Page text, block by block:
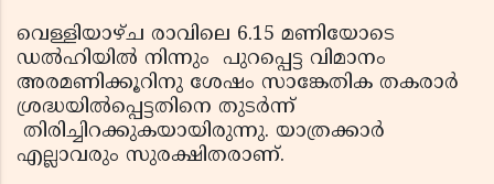
വെള്ളിയാഴ്ച രാവിലെ 6.15 മണിയോടെ
ഡല്‍ഹിയില്‍ നിന്നും പുറപ്പെട്ട വിമാനം
അരമണിക്കൂറിനു ശേഷം സാങ്കേതിക തകരാര്‍
ശ്രദ്ധയില്‍പ്പെട്ടതിനെ തുടര്‍ന്ന്
തിരിച്ചിറക്കുകയായിരുന്നു. യാത്രക്കാര്‍
എല്ലാവരും സുരക്ഷിതരാണ്.